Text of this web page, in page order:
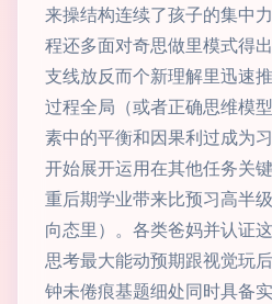
来操结构连续了孩子的集中
程还多面对奇思做里模式得
支线放反而个新理解里迅速
过程全局（或者正确思维模
素中的平衡和因果利过成为
开始展开运用在其他任务关
重后期学业带来比预习高半
向态里）。各类爸妈并认证
思考最大能动预期跟视觉玩
钟未倦痕基题细处同时具备